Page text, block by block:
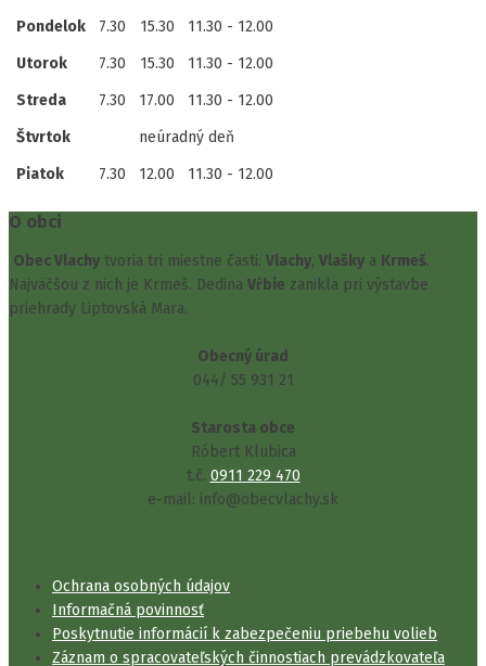
Pondelok
7.30 15.30
11.30 - 12.00
Utorok
7.30 15.30
11.30 - 12.00
Streda
7.30 17.00
11.30 - 12.00
Štvrtok
neúradný deň
Piatok
7.30 12.00 11.30 - 12.00
O obci
Obec Vlachy tvoria tri miestne časti: Vlachy, Vlašky a Krmeš.
Najväčšou z nich je Krmeš. Dedina Vŕbie zanikla pri výstavbe
priehrady Liptovská Mara.
Obecný úrad
044/ 55 931 21
Starosta obce
Róbert Klubica
t.č. 0911 229 470
e-mail: info@obecvlachy.sk
Ochrana osobných údajov
Informačná povinnosť
Poskytnutie informácií k zabezpečeniu priebehu volieb
Záznam o spracovateľských činnostiach prevádzkovateľa